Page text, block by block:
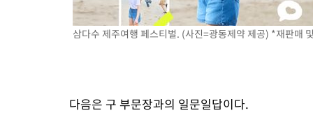
삼다수 제주여행 페스티벌. (사진=광동제약 제공) *재판매
다음은 구 부문장과의 일문일답이다.